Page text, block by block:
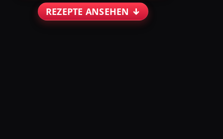
REZEPTE ANSEHEN ↓